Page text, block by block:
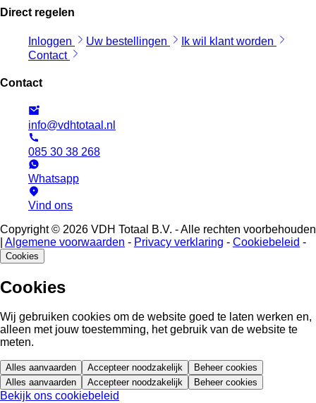
Direct regelen
Inloggen Uw bestellingen
Ik wil klant worden
Contact
Contact
info@vdhtotaal.nl
085 30 38 268
Whatsapp
Vind ons
Copyright © 2026 VDH Totaal B.V. - Alle rechten voorbehouden
Algemene voorwaarden - Privacy verklaring - Cookiebeleid -
Cookies
Cookies
Wij gebruiken cookies om de website goed te laten werken en,
alleen met jouw toestemming, het gebruik van de website te
meten.
Alles aanvaarden Accepteer noodzakelijk
Beheer cookies
Alles aanvaarden
Accepteer noodzakelijk Beheer cookies
Bekijk ons cookiebeleid